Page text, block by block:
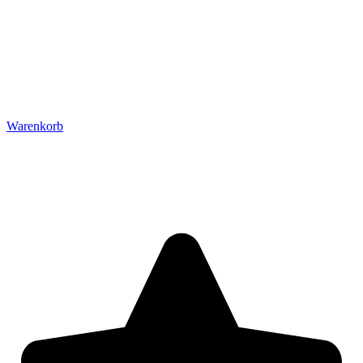
Warenkorb